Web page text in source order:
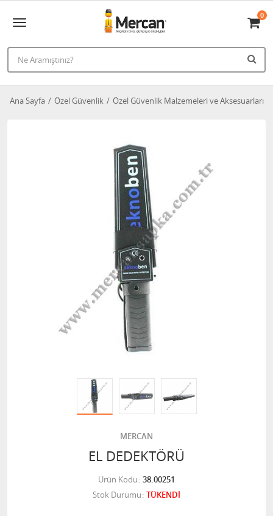
0
Ana Sayfa Özel Güvenlik Özel Güvenlik Malzemeleri ve Aksesuarları
MERCAN
EL DEDEKTÖRÜ
Ürün Kodu 38.00251
Stok Durumu TÜKENDİ